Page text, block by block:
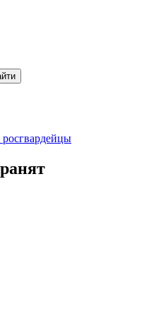
росгвардейцы